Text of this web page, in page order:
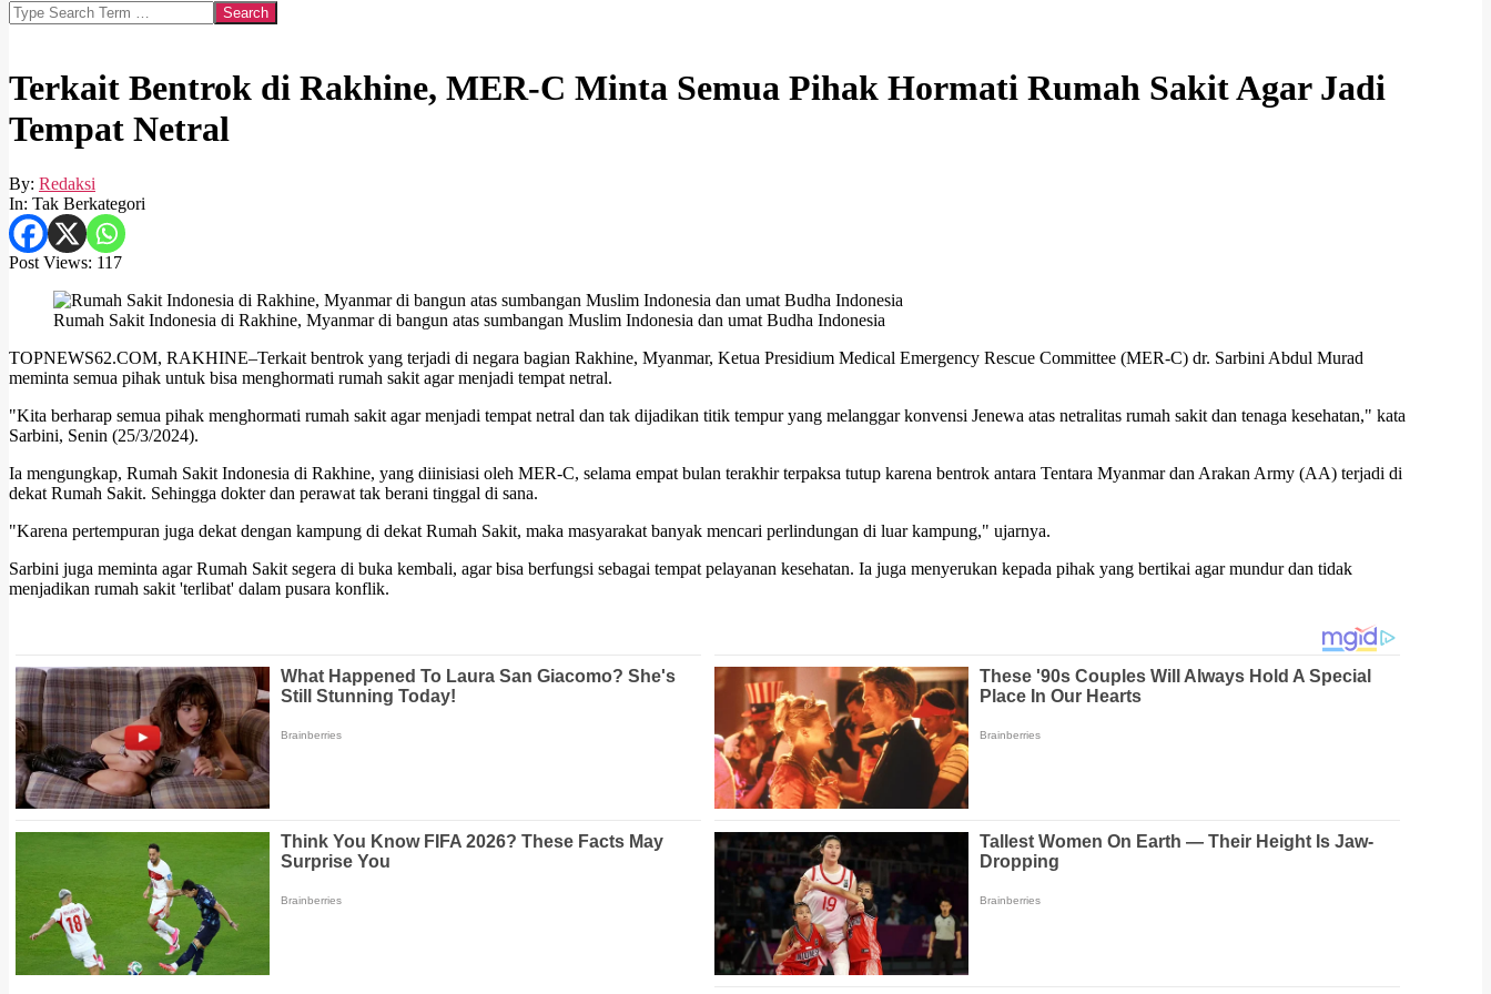
Search
Terkait Bentrok di Rakhine, MER-C Minta Semua Pihak Hormati Rumah Sakit Agar Jadi
Tempat Netral
By: Redaksi
In: Tak Berkategori
Post Views: 117
Rumah Sakit Indonesia di Rakhine, Myanmar di bangun atas sumbangan Muslim Indonesia dan umat Budha Indonesia
TOPNEWS62.COM, RAKHINE–Terkait bentrok yang terjadi di negara bagian Rakhine, Myanmar, Ketua Presidium Medical Emergency Rescue Committee (MER-C) dr. Sarbini Abdul Murad
meminta semua pihak untuk bisa menghormati rumah sakit agar menjadi tempat netral.
"Kita berharap semua pihak menghormati rumah sakit agar menjadi tempat netral dan tak dijadikan titik tempur yang melanggar konvensi Jenewa atas netralitas rumah sakit dan tenaga kesehatan," kata
Sarbini, Senin (25/3/2024).
Ia mengungkap, Rumah Sakit Indonesia di Rakhine, yang diinisiasi oleh MER-C, selama empat bulan terakhir terpaksa tutup karena bentrok antara Tentara Myanmar dan Arakan Army (AA) terjadi di
dekat Rumah Sakit. Sehingga dokter dan perawat tak berani tinggal di sana.
"Karena pertempuran juga dekat dengan kampung di dekat Rumah Sakit, maka masyarakat banyak mencari perlindungan di luar kampung," ujarnya.
Sarbini juga meminta agar Rumah Sakit segera di buka kembali, agar bisa berfungsi sebagai tempat pelayanan kesehatan. Ia juga menyerukan kepada pihak yang bertikai agar mundur dan tidak
menjadikan rumah sakit 'terlibat' dalam pusara konflik.